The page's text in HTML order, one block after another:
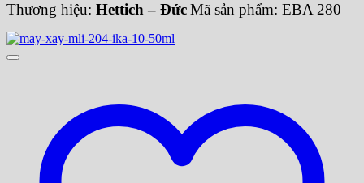
Thương hiệu: Hettich – ĐứcMã sản phẩm: EBA 280